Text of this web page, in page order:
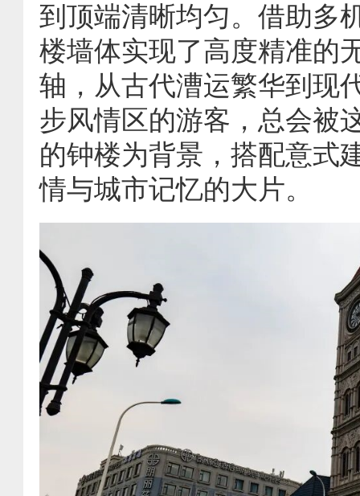
到顶端清晰均匀。借助多
楼墙体实现了高度精准的
轴，从古代漕运繁华到现
步风情区的游客，总会被
的钟楼为背景，搭配意式
情与城市记忆的大片。